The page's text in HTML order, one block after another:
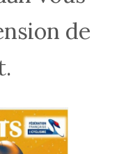
de